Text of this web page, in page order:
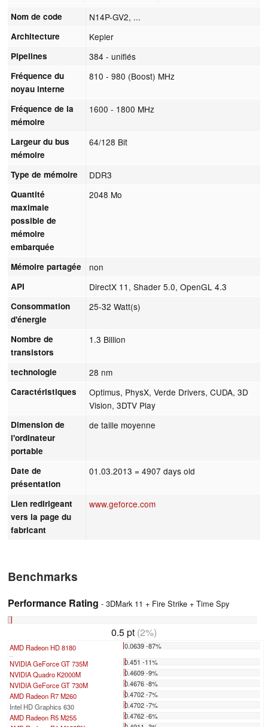
Nom de code N14P-GV2, ...
Architecture Kepler
Pipelines 384 - unifiés
Fréquence du
noyau interne
810 - 980 (Boost) MHz
Fréquence de la
mémoire
1600 - 1800 MHz
Largeur du bus
mémoire
64/128 Bit
Type de mémoire DDR3
Quantité
maximale
possible de
mémoire
embarquée
2048 Mo
Mémoire partagée non
API DirectX 11, Shader 5.0, OpenGL 4.3
Consommation
d'énergie
25-32 Watt(s)
Nombre de
transistors
1.3 Billion
technologie 28 nm
Caractéristiques
Optimus, PhysX, Verde Drivers, CUDA, 3D
Vision, 3DTV Play
Dimension de
l'ordinateur
portable
de taille moyenne
Date de
présentation
01.03.2013 = 4907 days old
Lien redirigeant
vers la page du
fabricant
www.geforce.com
Benchmarks
Performance Rating - 3DMark 11 + Fire Strike + Time Spy
0.5 pt (2%)
AMD Radeon HD 8180 0.0639 -87%
NVIDIA GeForce GT 735M
0.451 -11%
NVIDIA Quadro K2000M
0.4609 -9%
NVIDIA GeForce GT 730M
0.4676 -8%
AMD Radeon R7 M260
0.4702 -7%
Intel HD Graphics 630
0.4702 -7%
AMD Radeon R5 M255
0.4762 -6%